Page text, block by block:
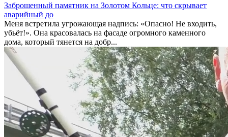
Заброшенный памятник на Золотом Кольце: что скрывает
аварийный до
Меня встретила угрожающая надпись: «Опасно! Не входить,
убьёт!». Она красовалась на фасаде огромного каменного
дома, который тянется на добр...